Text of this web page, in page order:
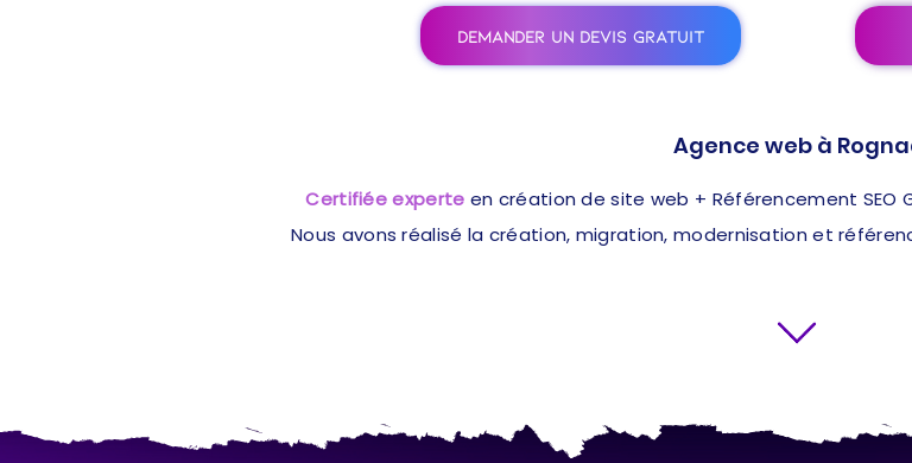
DEMANDER UN DEVIS GRATUIT
Agence web à
Certifiée experte en création de site web + Référencement SEO
Nous avons réalisé la création, migration, modernisation et